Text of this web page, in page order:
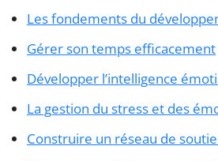
Les fondements du
Gérer son temps efficacement
Développer l’intelligence
La gestion du stress et des
Construire un réseau de